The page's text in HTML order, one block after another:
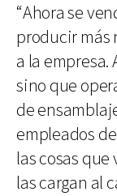
“Ahora se
producir más
a la empresa.
sino que
de
empleados
las cosas
las cargan al